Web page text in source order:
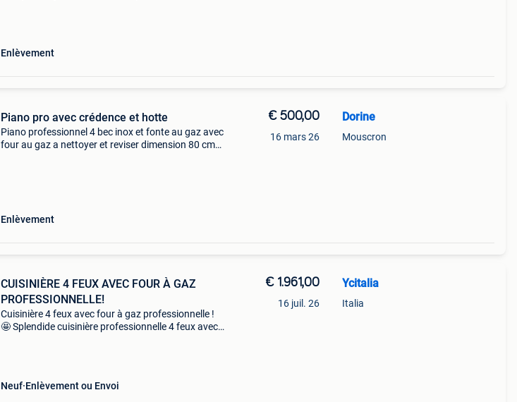
Enlèvement
Piano pro avec crédence et hotte
Piano professionnel 4 bec inox et fonte au gaz avec
four au gaz a nettoyer et reviser dimension 80 cm
Enlèvement
€ 500,00
16 mars 26
Dorine
Mouscron
CUISINIÈRE 4 FEUX AVEC FOUR À GAZ
PROFESSIONNELLE!
Cuisinière 4 feux avec four à gaz professionnelle !
🤩 Splendide cuisinière professionnelle 4 feux avec
Neuf Enlèvement ou Envoi
€ 1.961,00
16 juil. 26
Ycitalia
Italia